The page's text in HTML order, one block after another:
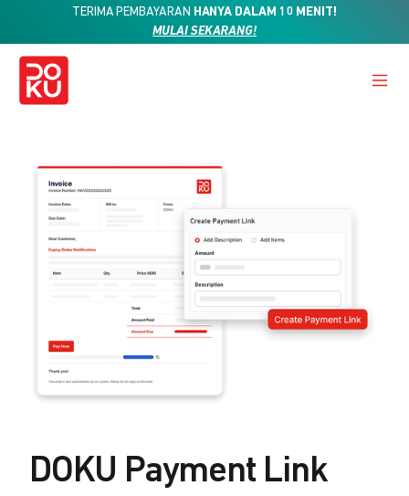
TERIMA PEMBAYARAN HANYA DALAM 10 MENIT!
MULAI SEKARANG!
DOKU Payment Link